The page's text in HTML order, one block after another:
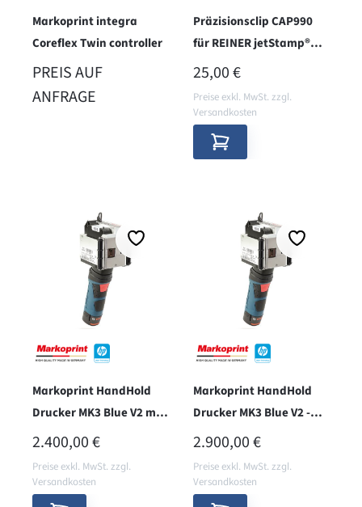
Markoprint integra
Coreflex Twin controller
PREIS AUF
ANFRAGE
Präzisionsclip CAP990
für REINER jetStamp®
990
REGULÄRER PREIS:
25,00 €
Preise exkl. MwSt. zzgl.
Versandkosten
Markoprint HandHold
Drucker MK3 Blue V2 mit
Koffer
REGULÄRER PREIS:
2.400,00 €
Preise exkl. MwSt. zzgl.
Versandkosten
Markoprint HandHold
Drucker MK3 Blue V2 -
WiFi - mit Koffer
REGULÄRER PREIS:
2.900,00 €
Preise exkl. MwSt. zzgl.
Versandkosten